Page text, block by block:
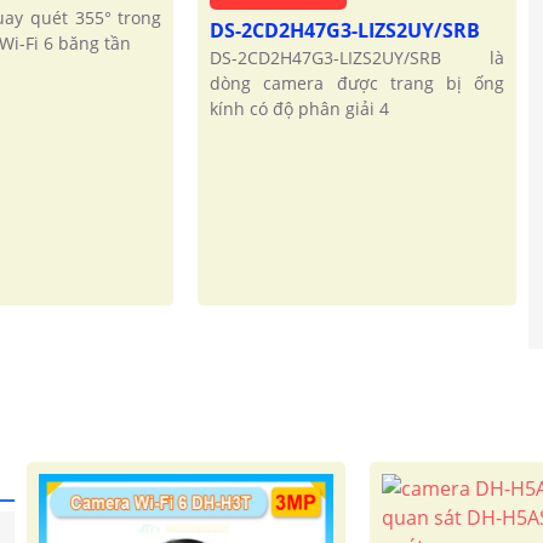
quét 355° trong
Fi 6 băng tần
DS-2CD2H47G3-LIZS2UY/SRB
DS-2CD2H47G3-LIZS2UY/SRB là
dòng camera được trang bị ống
kính có độ phân giải 4